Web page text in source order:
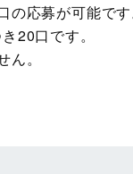
の応募が可能で
20口です。
。